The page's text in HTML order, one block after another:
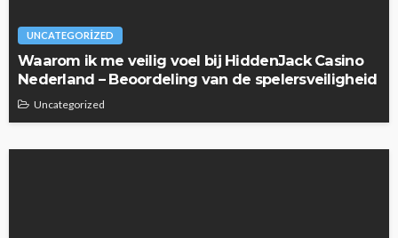
UNCATEGORIZED
Waarom ik me veilig voel bij HiddenJack Casino
Nederland – Beoordeling van de spelersveiligheid
Uncategorized